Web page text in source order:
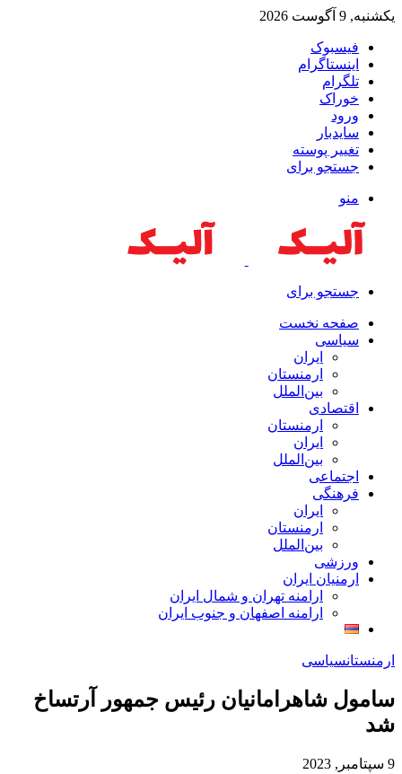
یکشنبه, 9 آگوست 2026
فیسبوک
اینستاگرام
تلگرام
خوراک
ورود
سایدبار
تغییر پوسته
جستجو برای
منو
جستجو برای
صفحه نخست
سیاسی
ایران
ارمنستان
بین‌الملل
اقتصادی
ارمنستان
ایران
بین‌الملل
اجتماعی
فرهنگی
ایران
ارمنستان
بین‌الملل
ورزشی
ارمنیان ایران
ارامنه تهران و شمال ایران
ارامنه اصفهان و جنوب ایران
ارمنستانسیاسی
سامول شاهرامانیان رئیس جمهور آرتساخ
شد
9 سپتامبر, 2023